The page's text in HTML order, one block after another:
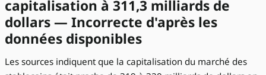
capitalisation à 311,3 milliards de
dollars — Incorrecte d'après les
données disponibles
Les sources indiquent que la capitalisation du marché des